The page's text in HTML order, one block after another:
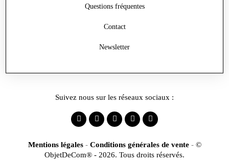
Questions fréquentes
Contact
Newsletter
Suivez nous sur les réseaux sociaux :
Mentions légales- Conditions générales de vente- ©
ObjetDeCom® - 2026. Tous droits réservés.